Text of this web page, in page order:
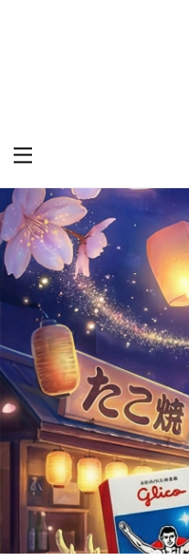
가자고 투어 추천
픽업&샌딩
걸어서 투어